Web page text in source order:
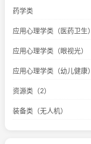
药学类
应用心理学类（医药卫生）
应用心理学类（眼视光）
应用心理学类（幼儿健康）
资源类（2）
装备类（无人机）